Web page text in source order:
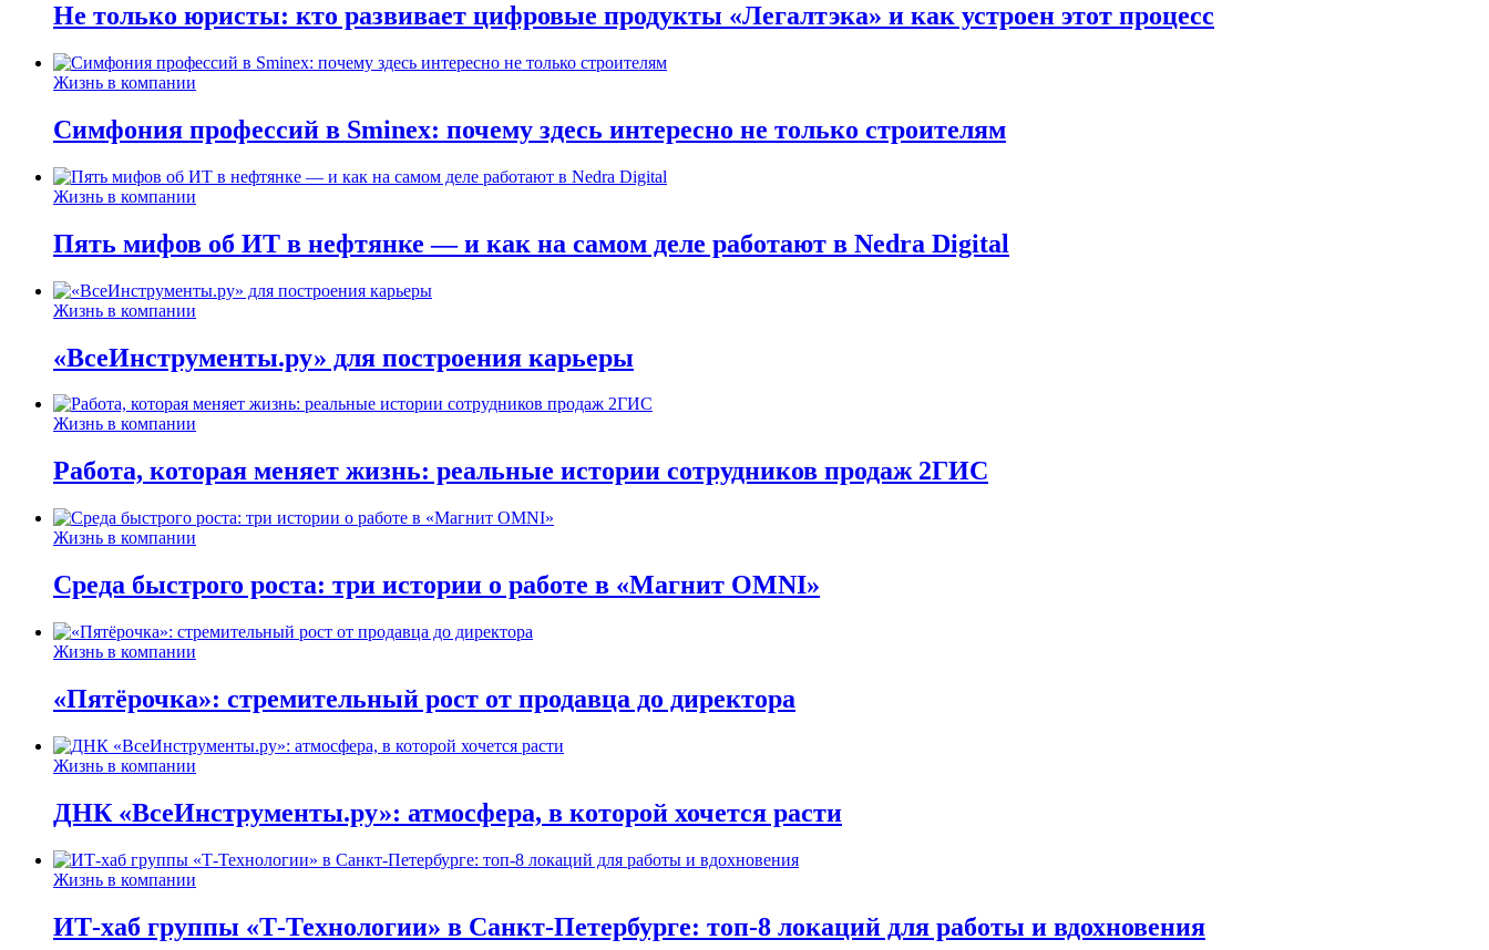
Не только юристы: кто развивает цифровые продукты «Легалтэка» и как устроен этот процесс
Жизнь в компании
Симфония профессий в Sminex: почему здесь интересно не только строителям
Жизнь в компании
Пять мифов об ИТ в нефтянке — и как на самом деле работают в Nedra Digital
Жизнь в компании
«ВсеИнструменты.ру» для построения карьеры
Жизнь в компании
Работа, которая меняет жизнь: реальные истории сотрудников продаж 2ГИС
Жизнь в компании
Среда быстрого роста: три истории о работе в «Магнит OMNI»
Жизнь в компании
«Пятёрочка»: стремительный рост от продавца до директора
Жизнь в компании
ДНК «ВсеИнструменты.ру»: атмосфера, в которой хочется расти
Жизнь в компании
ИТ-хаб группы «Т-Технологии» в Санкт-Петербурге: топ-8 локаций для работы и вдохновения